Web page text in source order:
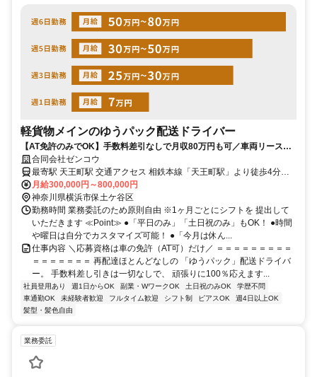
軽貨物メインのゆうパック配送ドライバー
【AT免許のみでOK】手数料差引なしで月収80万円も可／車両リースあ
り／再配達ほぼなし／女性も活躍中
合同会社ゼンコウ
最寄駅 天王町駅 交通アクセス 相鉄本線「天王町駅」より徒歩4分
（上記は本社までのアクセスです） ★配送エリアは横浜市内がメイ
ンです ★直行直帰OK
月給300,000円～800,000円
神奈川県横浜市保土ケ谷区
勤務時間 業務委託のため原則自由 ※1ヶ月ごとにシフトを 提出して
いただきます ≪Point≫ ●「平日のみ」「土日祝のみ」もOK！ ●時間
や曜日は自分でカスタマイズ可能！ ●「今月は休ん...
仕事内容 ＼応募資格は車の免許（AT可）だけ／ ＝＝＝＝＝＝＝＝＝
＝＝＝＝＝＝＝ 再配達ほとんどなしの 「ゆうパック」配送ドライバ
ー。 手数料差し引きは一切なしで、 頑張りに100％応えます...
社員登用あり 週1日からOK 副業・WワークOK 土日祝のみOK
学歴不問
車通勤OK
未経験者歓迎 フルタイム歓迎 シフト制 ピアスOK
週4日以上OK
髪型・髪色自由
業務委託